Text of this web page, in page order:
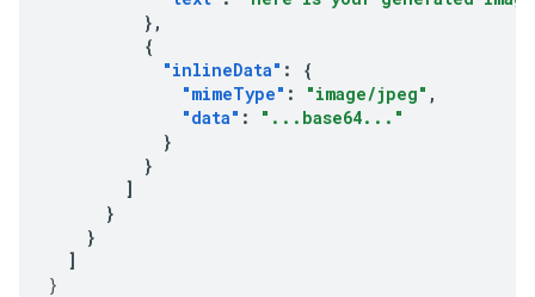
},
{
"inlineData" :
{
"mimeType" : "image/jpeg" ,
"data" :
"...base64..."
}
}
]
}
}
]
}